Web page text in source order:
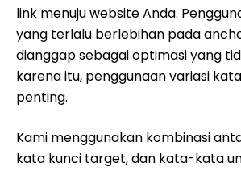
link menuju website Anda.
yang terlalu berlebihan pada
dianggap sebagai optimasi yang
karena itu, penggunaan variasi
penting.
Kami menggunakan kombinasi
kata kunci target, dan kata-kata